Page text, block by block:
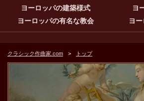
ヨーロッパの建築様式
ヨ
ヨーロッパの有名な教会
ヨ
クラシック作曲家.com トップ